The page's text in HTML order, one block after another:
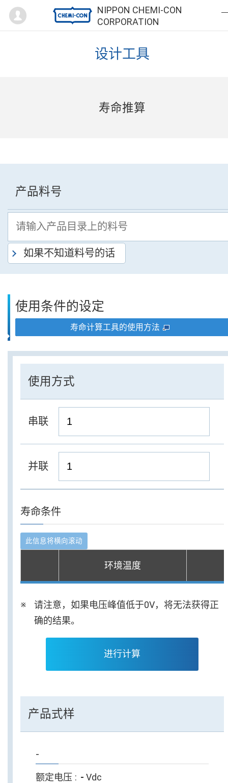
NIPPON CHEMI-CON
CORPORATION
Mypage
设计工具
寿命推算
产品料号
如果不知道料号的话
使用条件的设定
寿命计算工具的使用方法
使用方式
串联
并联
寿命条件
环境温度
请注意，如果电压峰值低于0V，将无法获得正
确的结果。
进行计算
产品式样
-
额定电压 - Vdc